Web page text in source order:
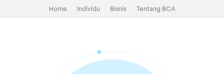
Home Individu Bisnis Tentang BCA